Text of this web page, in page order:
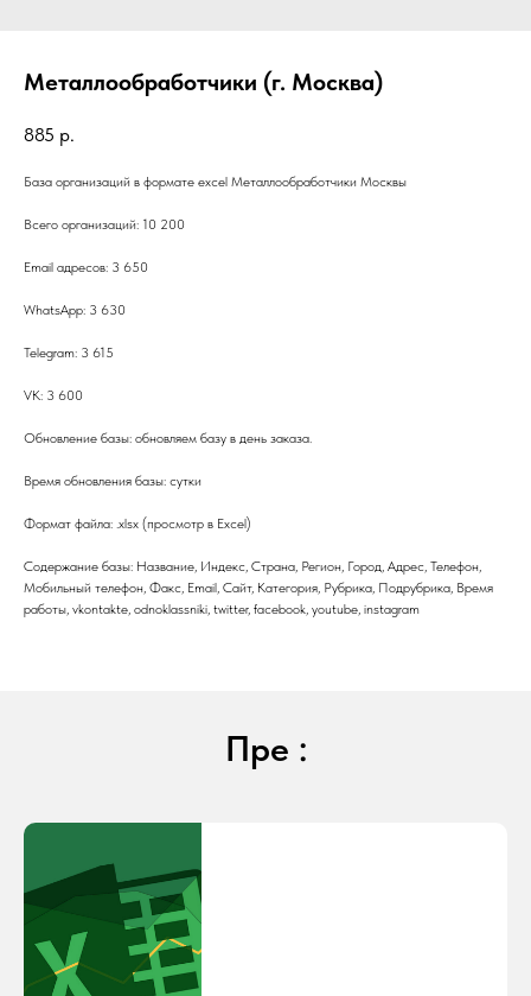
Металлообработчики (г. Москва)
885 р.
База организаций в формате excel Металлообработчики Москвы
Всего организаций: 10 200
Email адресов: 3 650
WhatsApp: 3 630
Telegram: 3 615
VK: 3 600
Обновление базы: обновляем базу в день заказа.
Время обновления базы: сутки
Формат файла: .xlsx (просмотр в Excel)
Содержание базы: Название, Индекс, Страна, Регион, Город, Адрес, Телефон,
Мобильный телефон, Факс, Email, Сайт, Категория, Рубрика, Подрубрика, Время
работы, vkontakte, odnoklassniki, twitter, facebook, youtube, instagram
Пре :